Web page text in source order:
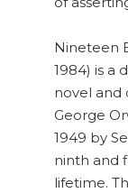
Nineteen
1984) is a
novel and
George
1949 by
ninth and
lifetime.